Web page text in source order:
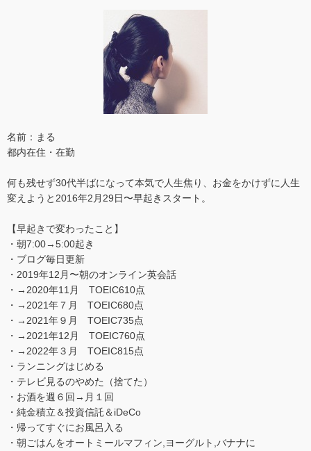
名前：まる
都内在住・在勤
何も残せず30代半ばになって本気で人生焦り、お金をかけずに人生
変えようと2016年2月29日〜早起きスタート。
【早起きで変わったこと】
・朝7:00→5:00起き
・ブログ毎日更新
・2019年12月〜朝のオンライン英会話
・→2020年11月 TOEIC610点
・→2021年７月 TOEIC680点
・→2021年９月 TOEIC735点
・→2021年12月 TOEIC760点
・→2022年３月 TOEIC815点
・ランニングはじめる
・テレビ見るのやめた（捨てた）
・お酒を週６回→月１回
・純金積立＆投資信託＆iDeCo
・帰ってすぐにお風呂入る
・朝ごはんをオートミールマフィン,ヨーグルト,バナナに